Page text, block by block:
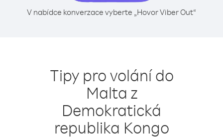
V nabídce konverzace vyberte „Hovor Viber Out“
Tipy pro volání do
Malta z
Demokratická
republika Kongo